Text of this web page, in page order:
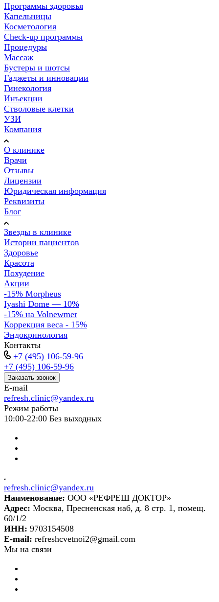
Программы здоровья
Капельницы
Косметология
Check-up программы
Процедуры
Массаж
Бустеры и шотсы
Гаджеты и инновации
Гинекология
Инъекции
Стволовые клетки
УЗИ
Компания
О клинике
Врачи
Отзывы
Лицензии
Юридическая информация
Реквизиты
Блог
Звезды в клинике
Истории пациентов
Здоровье
Красота
Похудение
Акции
-15% Morpheus
Iyashi Dome — 10%
-15% на Volnewmer
Коррекция веса - 15%
Эндокринология
Контакты
+7 (495) 106-59-96
+7 (495) 106-59-96
Заказать звонок
E-mail
refresh.clinic@yandex.ru
Режим работы
10:00-22:00 Без выходных
refresh.clinic@yandex.ru
Наименование: ООО «РЕФРЕШ ДОКТОР»
Адрес: Москва, Пресненская наб, д. 8 стр. 1, помещ.
60/1/2
ИНН: 9703154508
E-mail: refreshcvetnoi2@gmail.com
Мы на связи